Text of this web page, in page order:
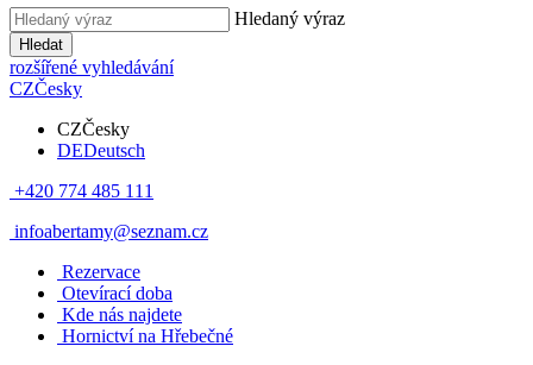
Hledaný výraz
Hledat
rozšířené vyhledávání
CZČesky
CZČesky
DEDeutsch
+420 774 485 111
infoabertamy@seznam.cz
Rezervace
Otevírací doba
Kde nás najdete
Hornictví na Hřebečné